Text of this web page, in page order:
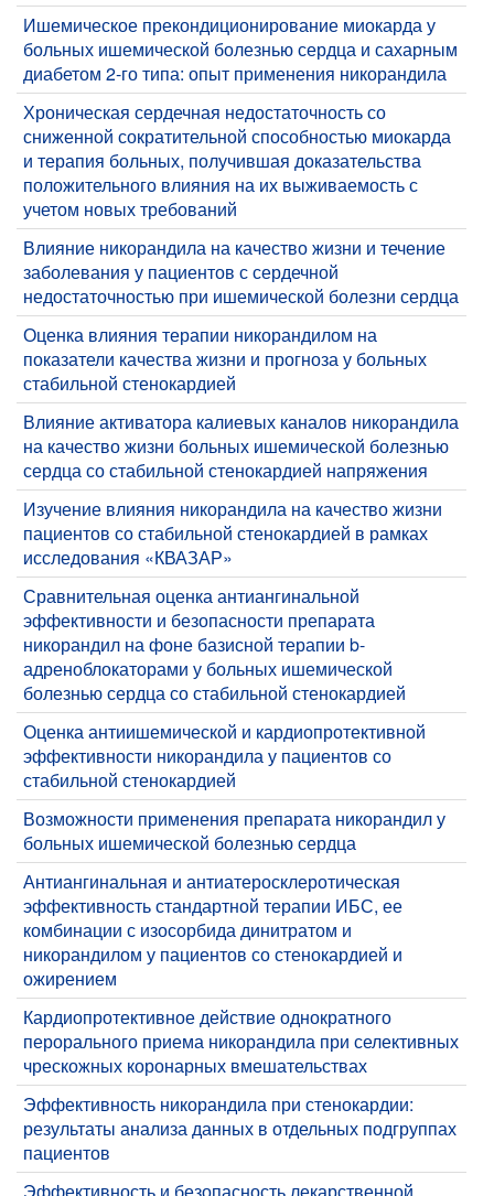
Ишемическое прекондиционирование миокарда у
больных ишемической болезнью сердца и сахарным
диабетом 2-го типа: опыт применения никорандила
Хроническая сердечная недостаточность со
сниженной сократительной способностью миокарда
и терапия больных, получившая доказательства
положительного влияния на их выживаемость с
учетом новых требований
Влияние никорандила на качество жизни и течение
заболевания у пациентов с сердечной
недостаточностью при ишемической болезни сердца
Оценка влияния терапии никорандилом на
показатели качества жизни и прогноза у больных
стабильной стенокардией
Влияние активатора калиевых каналов никорандила
на качество жизни больных ишемической болезнью
сердца со стабильной стенокардией напряжения
Изучение влияния никорандила на качество жизни
пациентов со стабильной стенокардией в рамках
исследования «КВАЗАР»
Сравнительная оценка антиангинальной
эффективности и безопасности препарата
никорандил на фоне базисной терапии b-
адреноблокаторами у больных ишемической
болезнью сердца со стабильной стенокардией
Оценка антиишемической и кардиопротективной
эффективности никорандила у пациентов со
стабильной стенокардией
Возможности применения препарата никорандил у
больных ишемической болезнью сердца
Антиангинальная и антиатеросклеротическая
эффективность стандартной терапии ИБС, ее
комбинации с изосорбида динитратом и
никорандилом у пациентов со стенокардией и
ожирением
Кардиопротективное действие однократного
перорального приема никорандила при селективных
чрескожных коронарных вмешательствах
Эффективность никорандила при стенокардии:
результаты анализа данных в отдельных подгруппах
пациентов